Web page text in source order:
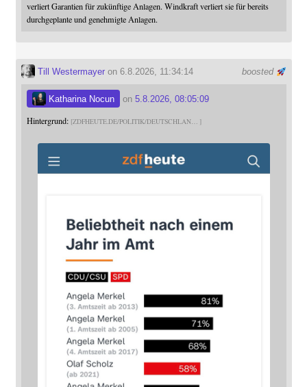
verliert Garantien für zukünftige Anlagen. Windkraft verliert sie für bereits
durchgeplante und genehmigte Anlagen.
boosted
Till Westermayeron 6.8.2026, 11:34:14
Katharina Nocun on 5.8.2026, 08:05:09
Hintergrund: ZDFHEUTE.DE/POLITIK/DEUTSCHLAN